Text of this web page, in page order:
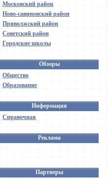
Московский район
Ново-савиновский район
Приволжский район
Советский район
Городские школы
Обзоры
Общество
Образование
Информация
Справочная
Реклама
Партнеры